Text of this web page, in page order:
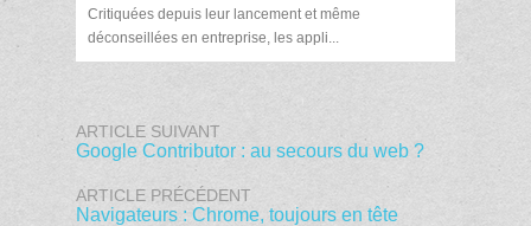
Critiquées depuis leur lancement et même
déconseillées en entreprise, les appli...
ARTICLE SUIVANT
Google Contributor : au secours du web ?
ARTICLE PRÉCÉDENT
Navigateurs : Chrome, toujours en tête